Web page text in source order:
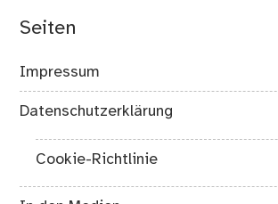
Seiten
Impressum
Datenschutzerklärung
Cookie-Richtlinie